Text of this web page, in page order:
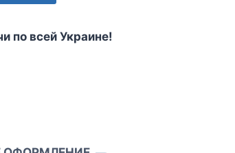
по всей Украине!